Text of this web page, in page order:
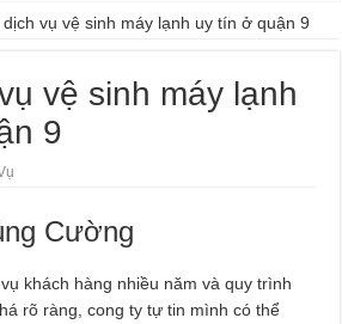
dịch vụ vệ sinh máy lạnh uy tín ở quận 9
vệ sinh máy lạnh
9
Cường
khách hàng nhiều năm và quy trình
rõ ràng, cong ty tự tin mình có thể